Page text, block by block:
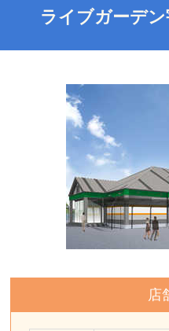
ライブガーデ
店